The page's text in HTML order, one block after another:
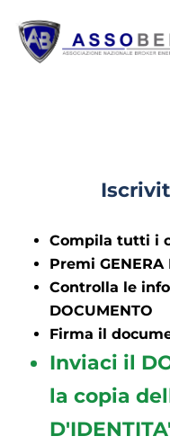
Compila tutti i
Premi GENERA
Controlla le
DOCUMENTO
Firma il
Inviaci il
la copia